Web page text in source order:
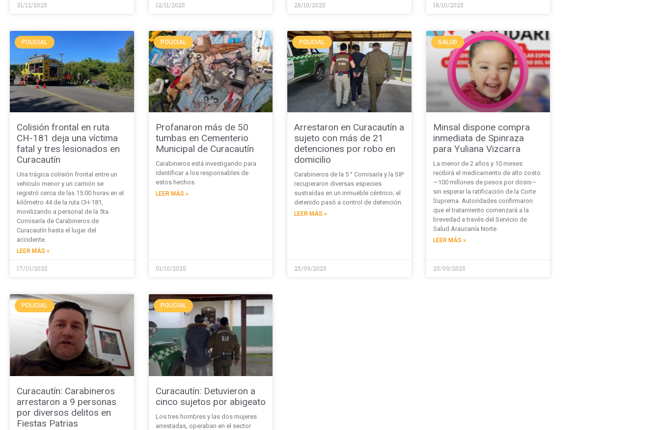
31/12/2025 12/11/2025 28/10/2025 18/10/2025
POLICIAL
Colisión frontal en ruta
CH-181 deja una víctima
fatal y tres lesionados en
Curacautín
Una trágica colisión frontal entre un
vehículo menor y un camión se
registró cerca de las 15:00 horas en el
kilómetro 44 de la ruta CH-181,
movilizando a personal de la 5ta.
Comisaría de Carabineros de
Curacautín hasta el lugar del
accidente.
LEER MÁS »
17/10/2025
POLICIAL
Profanaron más de 50
tumbas en Cementerio
Municipal de Curacautín
Carabineros está investigando para
identificar a los responsables de
estos hechos.
LEER MÁS »
01/10/2025
POLICIAL
Arrestaron en Curacautín a
sujeto con más de 21
detenciones por robo en
domicilio
Carabineros de la 5 ° Comisaría y la SIP
recuperaron diversas especies
sustraídas en un inmueble céntrico; el
detenido pasó a control de detención.
LEER MÁS »
25/09/2025
SALUD
Minsal dispone compra
inmediata de Spinraza
para Yuliana Vizcarra
La menor de 2 años y 10 meses
recibirá el medicamento de alto costo
—100 millones de pesos por dosis—
sin esperar la ratificación de la Corte
Suprema. Autoridades confirmaron
que el tratamiento comenzará a la
brevedad a través del Servicio de
Salud Araucanía Norte.
LEER MÁS »
25/09/2025
POLICIAL
Curacautín: Carabineros
arrestaron a 9 personas
por diversos delitos en
Fiestas Patrias
POLICIAL
Curacautín: Detuvieron a
cinco sujetos por abigeato
Los tres hombres y las dos mujeres
arrestadas, operaban en el sector